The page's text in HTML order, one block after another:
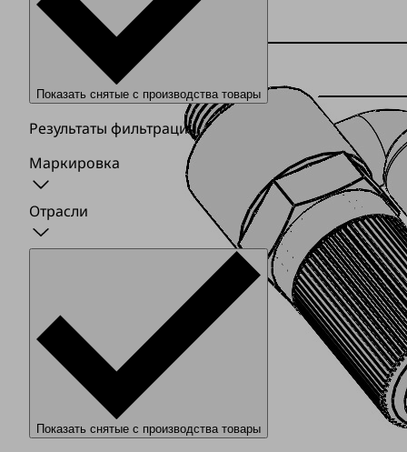
Показать снятые с производства товары
Результаты фильтрации
Маркировка
Отрасли
Показать снятые с производства товары